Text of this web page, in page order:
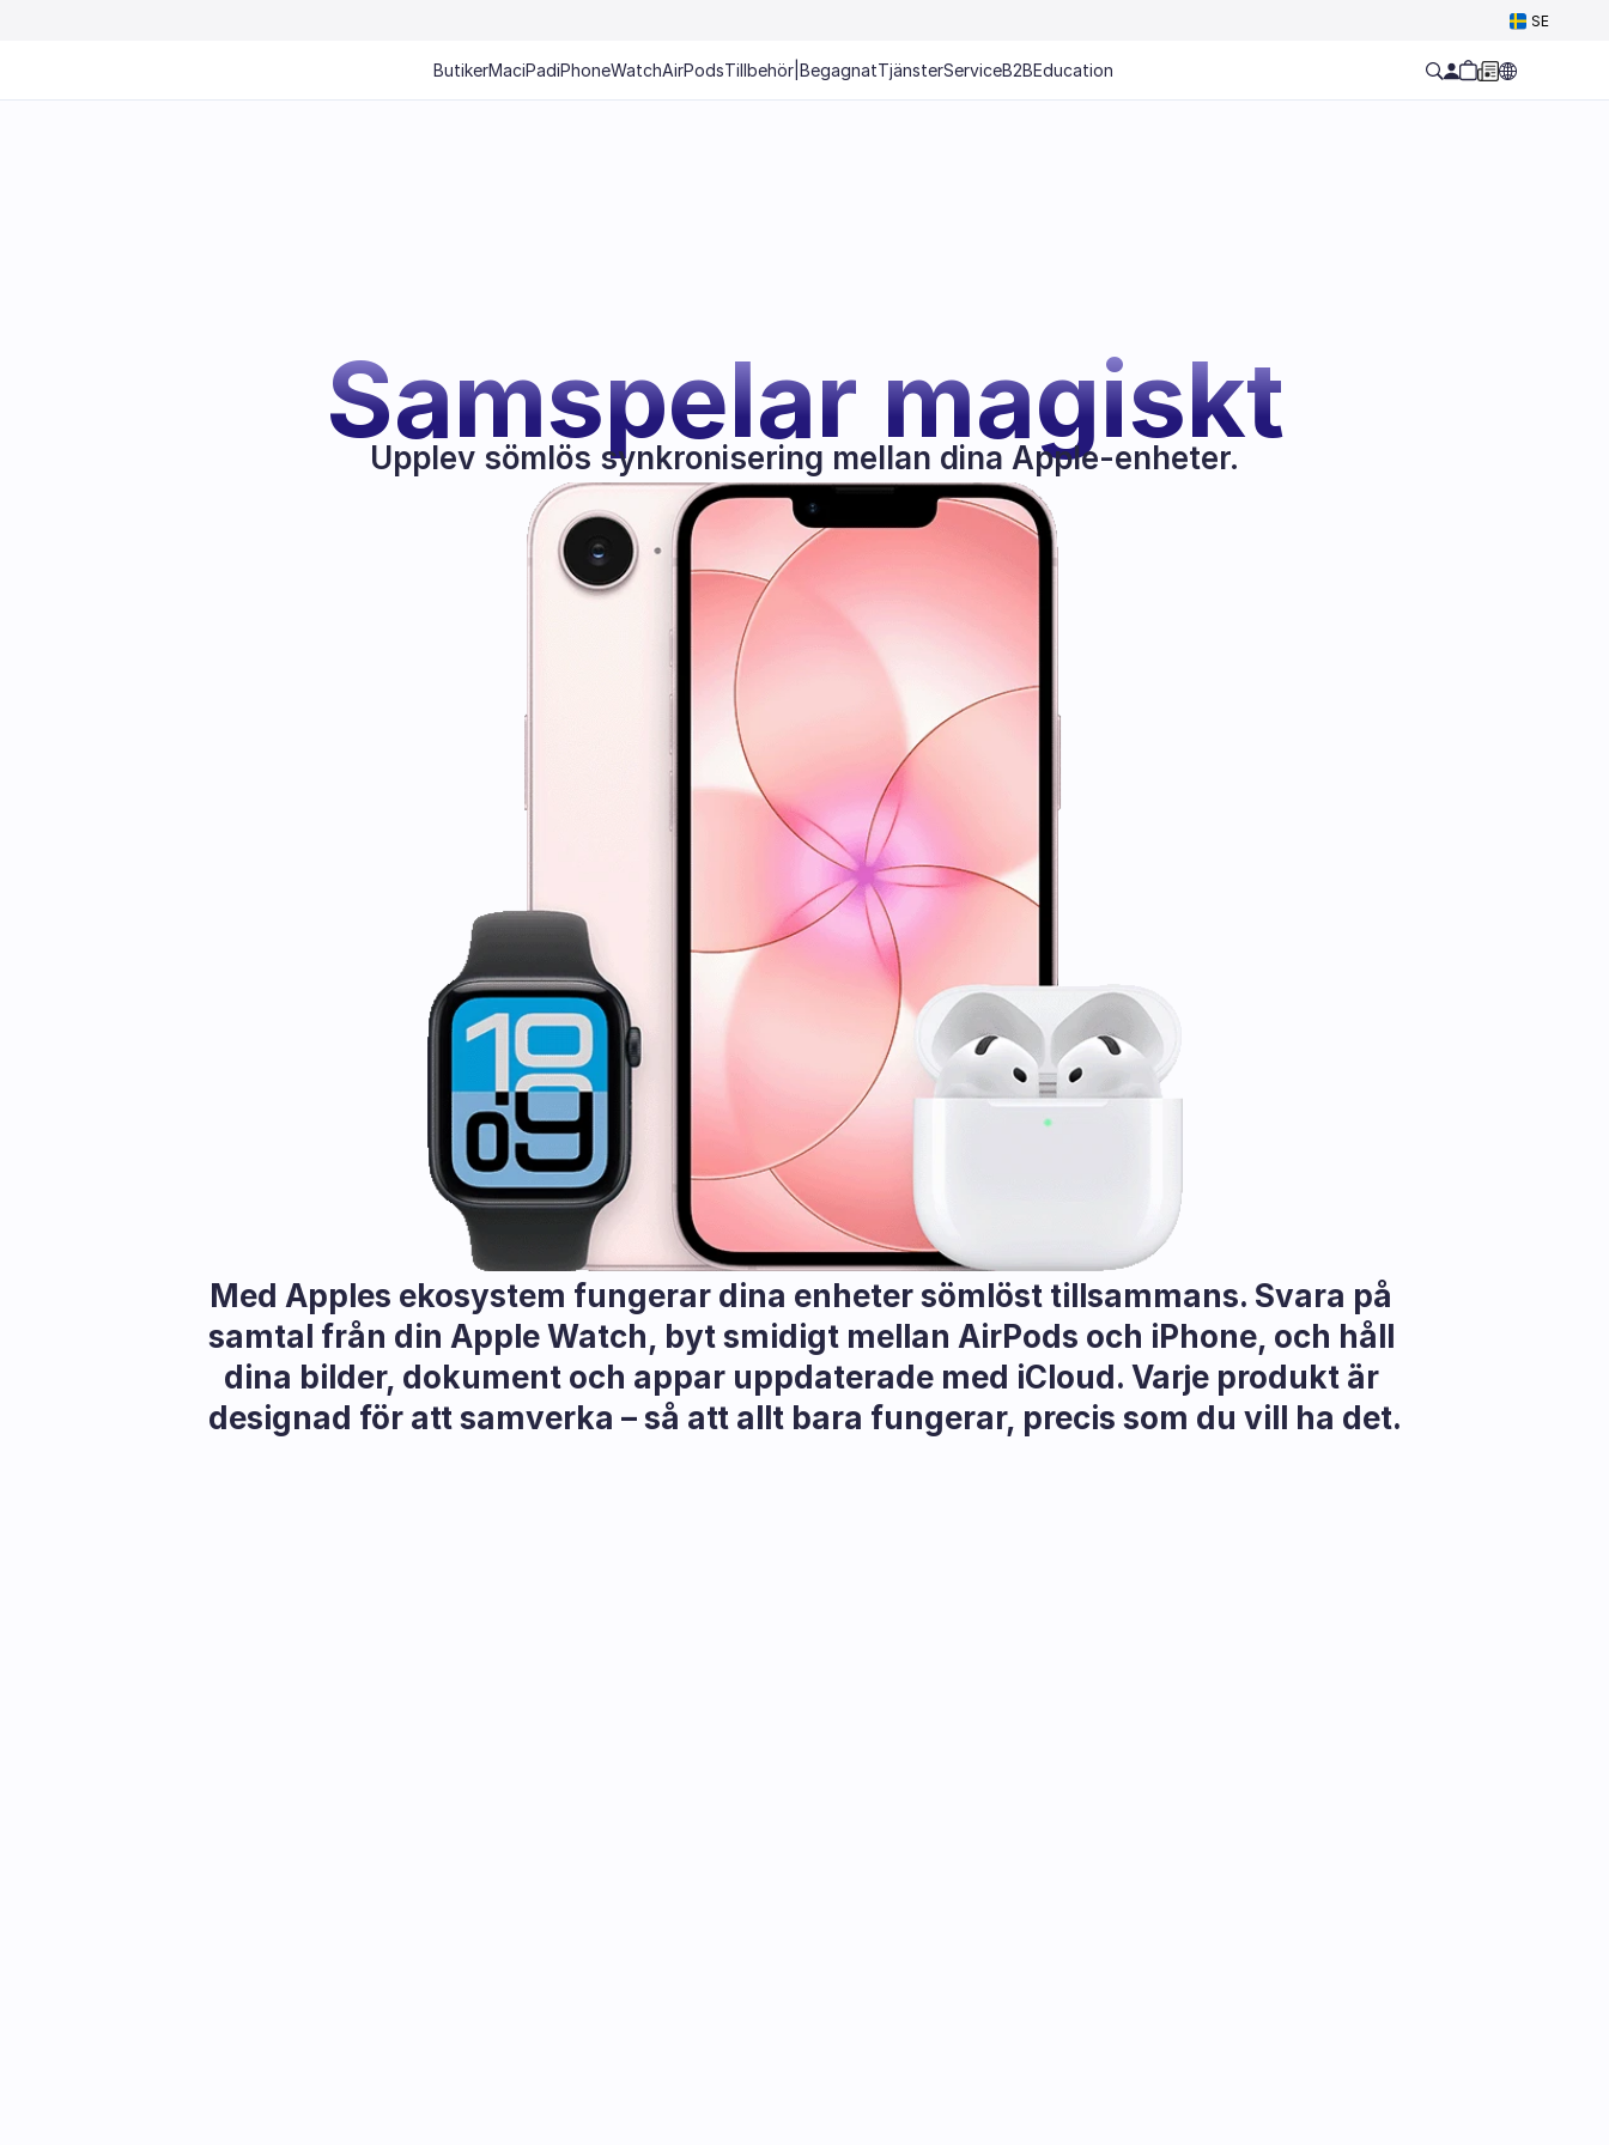
Samspelar magiskt
Upplev sömlös synkronisering mellan dina Apple-enheter.
Med Apples ekosystem fungerar dina enheter sömlöst tillsammans. Svara på
samtal från din Apple Watch, byt smidigt mellan AirPods och iPhone, och håll
dina bilder, dokument och appar uppdaterade med iCloud. Varje produkt är
designad för att samverka – så att allt bara fungerar, precis som du vill ha det.
SE
ButikerMaciPadiPhoneWatchAirPodsTillbehör BegagnatTjänsterServiceB2BEducation